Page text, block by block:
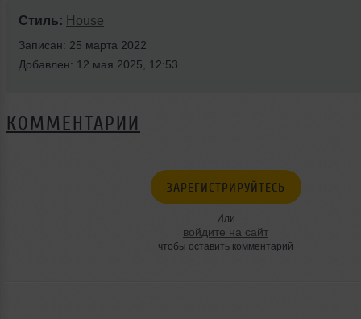
Стиль: House
Записан: 25 марта 2022
Добавлен: 12 мая 2025, 12:53
КОММЕНТАРИИ
ЗАРЕГИСТРИРУЙТЕСЬ
Или
войдите на сайт
чтобы оставить комментарий